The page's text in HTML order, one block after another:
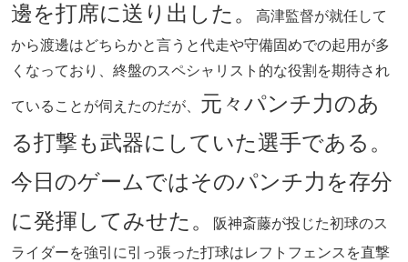
邊を打席に送り出した。
高津監督が就任して
から渡邊はどちらかと言うと代走や守備固めでの起用が多
くなっており、終盤のスペシャリスト的な役割を期待され
ていることが伺えたのだが、 元々パンチ力のあ
る打撃も武器にしていた選手である。
今日のゲームではそのパンチ力を存分
に発揮してみせた。
阪神斎藤が投じた初球のス
ライダーを強引に引っ張った打球はレフトフェンスを直撃